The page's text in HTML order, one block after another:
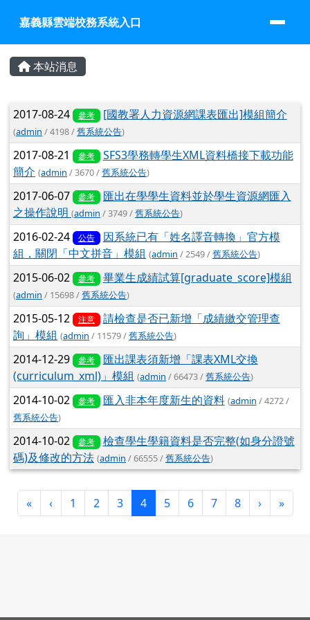
嘉義縣雲端校務系統入口
嘉義縣雲端校務系統入口
主內容區域
本站消息
文章列表
2017-08-24 參考 [國教署人力資源網課表匯出]模組簡介
(admin / 4198 /舊系統公告)
2017-08-21 參考
SFS3學務轉學生XML資料橋接下載功能
簡介 (admin / 3670 /舊系統公告)
2017-06-07 參考
匯出在學學生資料並於學生資源網匯入
之操作說明 (admin / 3749 /舊系統公告)
2016-02-24 公告
因系統已有「姓名譯音轉換」官方模
組，關閉「中文拼音」模組 (admin / 2549 /舊系統公告)
2015-06-02 參考 畢業生成績試算[graduate_score]模組
(admin / 15698 /舊系統公告)
2015-05-12 注意
請檢查是否已新增「成績繳交管理查
詢」模組 (admin / 11579 /舊系統公告)
2014-12-29 參考
匯出課表須新增「課表XML交換
(curriculum_xml)」模組 (admin / 66473 /舊系統公告)
2014-10-02 參考 匯入非本年度新生的資料 (admin / 4272 /
舊系統公告)
2014-10-02 參考
檢查學生學籍資料是否完整(如身分證號
碼)及修改的方法 (admin / 66555 /舊系統公告)
«第一頁
‹上一頁
1 2 3 4(目前頁次)
5 6 7 8 ›下一頁
»最後
頁尾區域